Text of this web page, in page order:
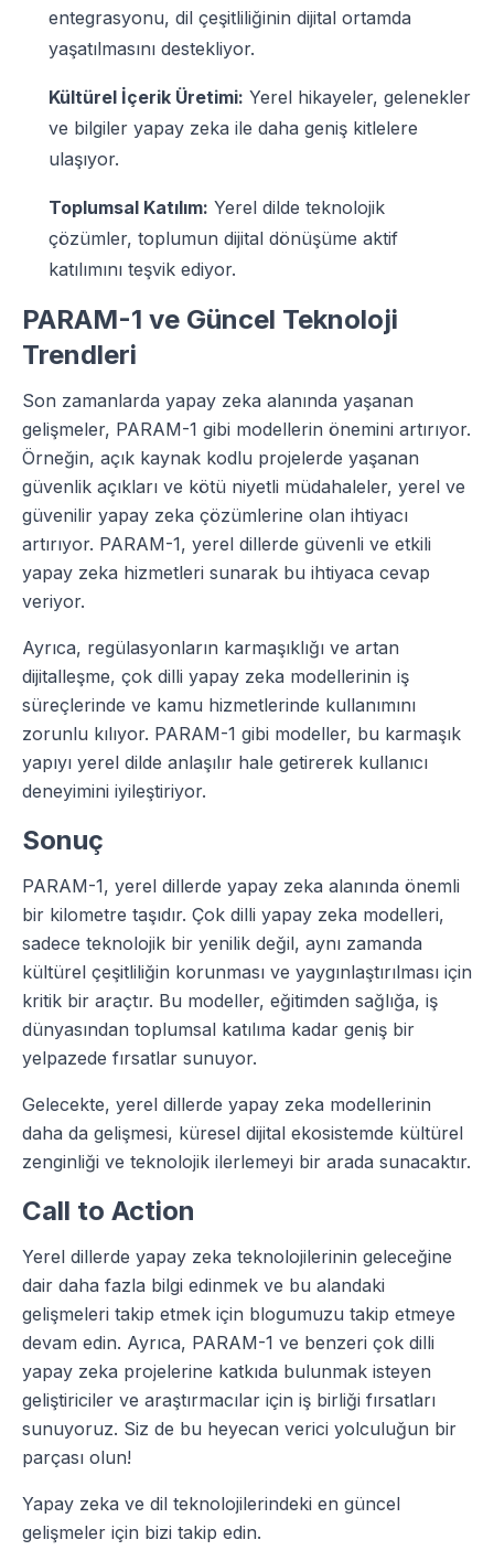
entegrasyonu, dil çeşitliliğinin dijital ortamda
yaşatılmasını destekliyor.
Kültürel İçerik Üretimi: Yerel hikayeler, gelenekler
ve bilgiler yapay zeka ile daha geniş kitlelere
ulaşıyor.
Toplumsal Katılım: Yerel dilde teknolojik
çözümler, toplumun dijital dönüşüme aktif
katılımını teşvik ediyor.
PARAM-1 ve Güncel Teknoloji
Trendleri
Son zamanlarda yapay zeka alanında yaşanan
gelişmeler, PARAM-1 gibi modellerin önemini artırıyor.
Örneğin, açık kaynak kodlu projelerde yaşanan
güvenlik açıkları ve kötü niyetli müdahaleler, yerel ve
güvenilir yapay zeka çözümlerine olan ihtiyacı
artırıyor. PARAM-1, yerel dillerde güvenli ve etkili
yapay zeka hizmetleri sunarak bu ihtiyaca cevap
veriyor.
Ayrıca, regülasyonların karmaşıklığı ve artan
dijitalleşme, çok dilli yapay zeka modellerinin iş
süreçlerinde ve kamu hizmetlerinde kullanımını
zorunlu kılıyor. PARAM-1 gibi modeller, bu karmaşık
yapıyı yerel dilde anlaşılır hale getirerek kullanıcı
deneyimini iyileştiriyor.
Sonuç
PARAM-1, yerel dillerde yapay zeka alanında önemli
bir kilometre taşıdır. Çok dilli yapay zeka modelleri,
sadece teknolojik bir yenilik değil, aynı zamanda
kültürel çeşitliliğin korunması ve yaygınlaştırılması için
kritik bir araçtır. Bu modeller, eğitimden sağlığa, iş
dünyasından toplumsal katılıma kadar geniş bir
yelpazede fırsatlar sunuyor.
Gelecekte, yerel dillerde yapay zeka modellerinin
daha da gelişmesi, küresel dijital ekosistemde kültürel
zenginliği ve teknolojik ilerlemeyi bir arada sunacaktır.
Call to Action
Yerel dillerde yapay zeka teknolojilerinin geleceğine
dair daha fazla bilgi edinmek ve bu alandaki
gelişmeleri takip etmek için blogumuzu takip etmeye
devam edin. Ayrıca, PARAM-1 ve benzeri çok dilli
yapay zeka projelerine katkıda bulunmak isteyen
geliştiriciler ve araştırmacılar için iş birliği fırsatları
sunuyoruz. Siz de bu heyecan verici yolculuğun bir
parçası olun!
Yapay zeka ve dil teknolojilerindeki en güncel
gelişmeler için bizi takip edin.